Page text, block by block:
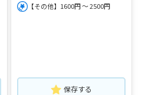
【その他】1600円 ～ 2500円
保存する